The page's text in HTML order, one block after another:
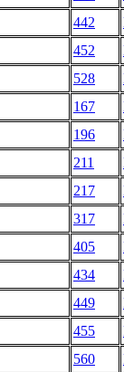
442
452
528
167
196
211
217
317
405
434
449
455
560